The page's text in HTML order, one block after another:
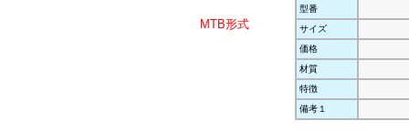
MTB形式
型番
サイズ
価格
材質
特徴
備考１